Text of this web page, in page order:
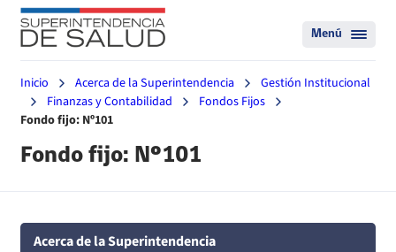
Menú
Inicio Acerca de la Superintendencia
Gestión Institucional
Finanzas y Contabilidad
Fondos Fijos
Fondo fijo: Nº101
Fondo fijo: Nº101
Acerca de la Superintendencia